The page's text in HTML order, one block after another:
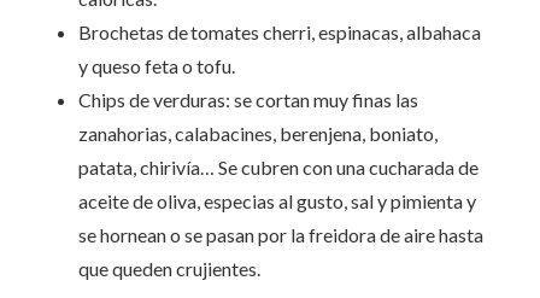
Brochetas de tomates cherri, espinacas, albahaca
y queso feta o tofu.
Chips de verduras: se cortan muy finas las
zanahorias, calabacines, berenjena, boniato,
patata, chirivía… Se cubren con una cucharada de
aceite de oliva, especias al gusto, sal y pimienta y
se hornean o se pasan por la freidora de aire hasta
que queden crujientes.